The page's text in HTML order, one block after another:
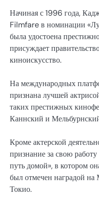
Начиная с 1996 года,
Filmfare в номинации
была удостоена
присуждает
киноискусство.
На международных
признана лучшей
таких престижных
Каннский и
Кроме актерской
признание за свою
путь домой», в котором
был отмечен наградой
Токио.